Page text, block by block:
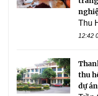
Thu
12:42
thu
dự